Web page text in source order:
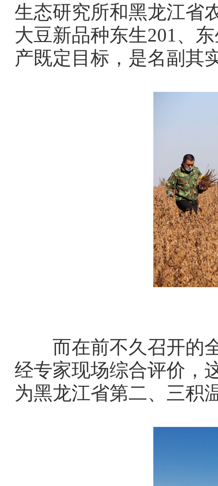
生态研究所和黑龙江省
大豆新品种东生201、
产既定目标，是名副其
而在前不久召开的全
经专家现场综合评价，
为黑龙江省第二、三积